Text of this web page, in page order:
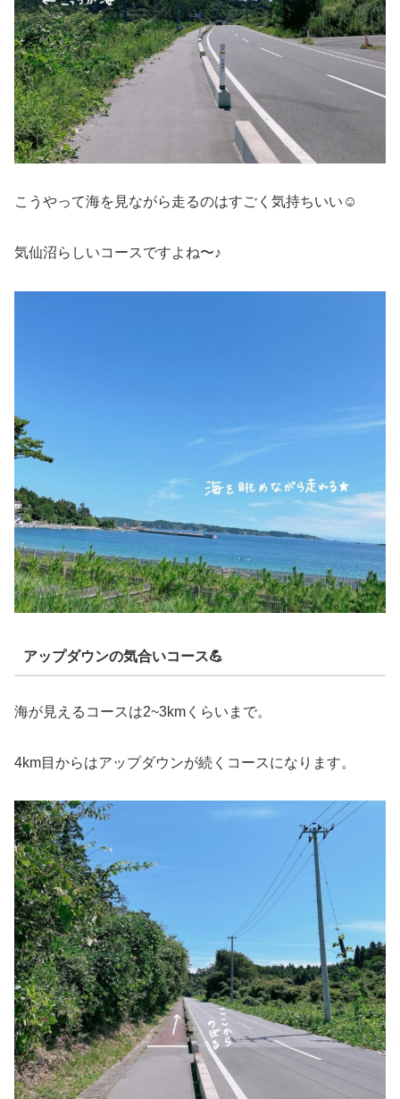
こうやって海を見ながら走るのはすごく気持ちいい☺️
気仙沼らしいコースですよね〜♪
アップダウンの気合いコース💪
海が見えるコースは2~3kmくらいまで。
4km目からはアップダウンが続くコースになります。